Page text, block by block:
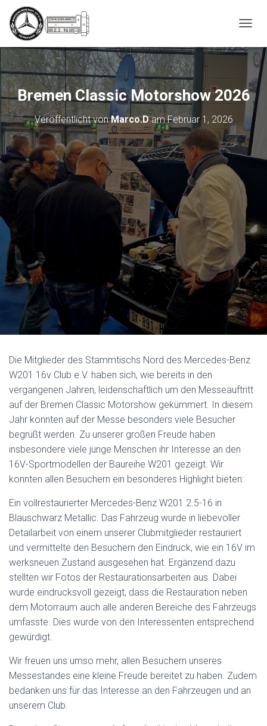
_script');
V
A
T
N
U
M
H
A
T
E
Bremen Classic Motorshow 2026
Veröffentlicht vonMarco.DamFebruar 1, 2026
Die Mitglieder des Stammtischs Nord des Mercedes-Benz
W201 16v Club e.V. haben sich, wie bereits in den
vergangenen Jahren, leidenschaftlich um den Messeauftritt
auf der Bremen Classic Motorshow gekümmert. In diesem
Jahr konnten auf der Messe besonders viele Besucher
begrüßt werden. Zu unserer großen Freude haben
insbesondere viele junge Menschen ihr Interesse an den
16V-Sportmodellen der Baureihe W201 gezeigt. Wir
konnten allen Besuchern ein besonderes Highlight bieten:
Ein vollrestaurierter Mercedes-Benz W201 2.5-16 in
Blauschwarz Metallic. Das Fahrzeug wurde in liebevoller
Detailarbeit von einem unserer Clubmitglieder restauriert
und vermittelte den Besuchern den Eindruck, wie ein 16V im
werksneuen Zustand ausgesehen hat. Ergänzend dazu
stellten wir Fotos der Restaurationsarbeiten aus. Dabei
wurde eindrucksvoll gezeigt, dass die Restauration neben
dem Motorraum auch alle anderen Bereiche des Fahrzeugs
umfasste. Dies wurde von den Interessenten entsprechend
gewürdigt.
Wir freuen uns umso mehr, allen Besuchern unseres
Messestandes eine kleine Freude bereitet zu haben. Zudem
bedanken uns für das Interesse an den Fahrzeugen und an
unserem Club.